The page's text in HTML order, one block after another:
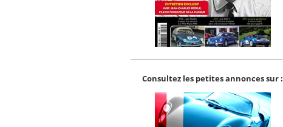
Consultez les petites annonces sur :